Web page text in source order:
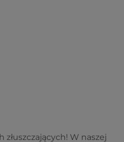
W naszej